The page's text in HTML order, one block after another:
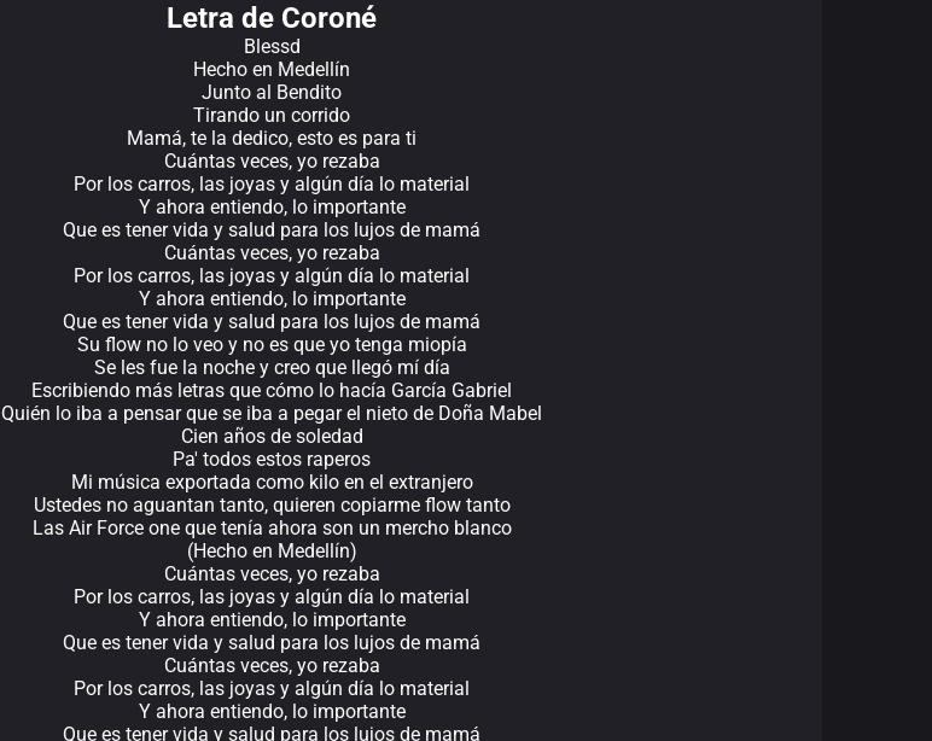
Letra de Coroné
Blessd
Hecho en Medellín
Junto al Bendito
Tirando un corrido
Mamá, te la dedico, esto es para ti
Cuántas veces, yo rezaba
Por los carros, las joyas y algún día lo material
Y ahora entiendo, lo importante
Que es tener vida y salud para los lujos de mamá
Cuántas veces, yo rezaba
Por los carros, las joyas y algún día lo material
Y ahora entiendo, lo importante
Que es tener vida y salud para los lujos de mamá
Su flow no lo veo y no es que yo tenga miopía
Se les fue la noche y creo que llegó mí día
Escribiendo más letras que cómo lo hacía García Gabriel
Quién lo iba a pensar que se iba a pegar el nieto de Doña Mabel
Cien años de soledad
Pa' todos estos raperos
Mi música exportada como kilo en el extranjero
Ustedes no aguantan tanto, quieren copiarme flow tanto
Las Air Force one que tenía ahora son un mercho blanco
(Hecho en Medellín)
Cuántas veces, yo rezaba
Por los carros, las joyas y algún día lo material
Y ahora entiendo, lo importante
Que es tener vida y salud para los lujos de mamá
Cuántas veces, yo rezaba
Por los carros, las joyas y algún día lo material
Y ahora entiendo, lo importante
Que es tener vida y salud para los lujos de mamá